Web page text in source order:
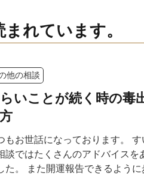
れています。
他の相談
いことが続く時の毒
もお世話になっております。
談ではたくさんのアドバイスを
た。 また開運報告できるよう